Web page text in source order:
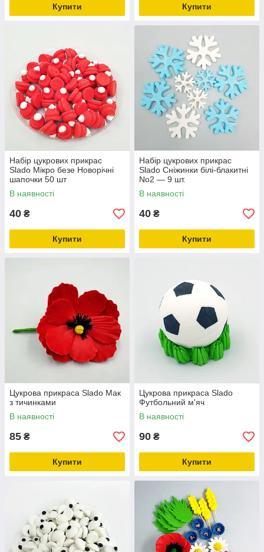
Купити Купити
Набір цукрових прикрас
Slado Мікро безе Новорічні
шапочки 50 шт
В наявності
40 ₴
Купити
Набір цукрових прикрас
Slado Сніжинки білі-блакитні
No2 — 9 шт.
В наявності
40 ₴
Купити
Цукрова прикраса Slado Мак
з тичинками
В наявності
85 ₴
Купити
Цукрова прикраса Slado
Футбольний м'яч
В наявності
90 ₴
Купити